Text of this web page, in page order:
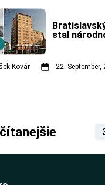
stal
Kovár 22. September,